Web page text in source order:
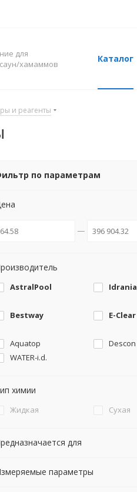
для
хамаммов
Каталог
и реагенты
по параметрам
AstralPool Idrania
Bestway
E-Clear
Aquatop
Descon
WATER-i.d.
химии
Жидкая Сухая
для
параметры